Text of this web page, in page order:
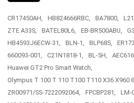
CR17450AH, HB824666RBC, BA7800,
ZTE A33S,
BATEL80L6, EB-BR500ABU,
HB4593J6ECW-31,
BLN-1, BLP685,
660093-001,
C21N1818-1, BL-5H,
Huawei GT2 Pro Smart Watch,
Olympus T 100 T 110 T100 T110 X36 X960
ZR00971/SS-7222092064,
FPCBP281, LM-